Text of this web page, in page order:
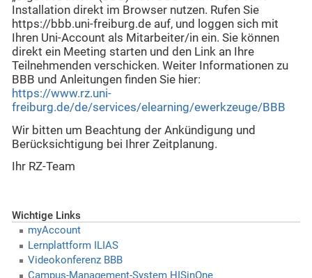
Installation direkt im Browser nutzen. Rufen Sie
https://bbb.uni-freiburg.de auf, und loggen sich mit
Ihren Uni-Account als Mitarbeiter/in ein. Sie können
direkt ein Meeting starten und den Link an Ihre
Teilnehmenden verschicken. Weiter Informationen zu
BBB und Anleitungen finden Sie hier:
https://www.rz.uni-
freiburg.de/de/services/elearning/ewerkzeuge/BBB
Wir bitten um Beachtung der Ankündigung und
Berücksichtigung bei Ihrer Zeitplanung.
Ihr RZ-Team
Wichtige Links
myAccount
Lernplattform ILIAS
Videokonferenz BBB
Campus-Management-System HISinOne